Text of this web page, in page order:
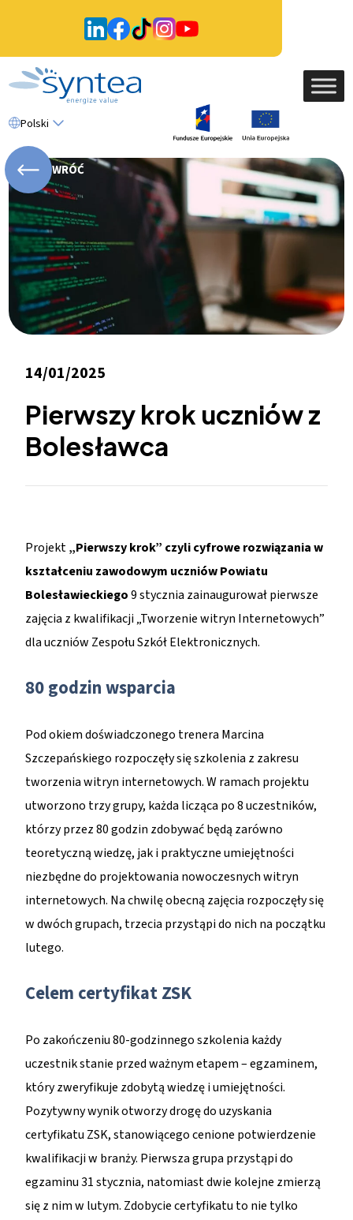
Polski
WRÓĆ
14/01/2025
Pierwszy krok uczniów z
Bolesławca
Projekt„Pierwszy krok” czyli cyfrowe rozwiązania w
kształceniu zawodowym uczniów Powiatu
Bolesławieckiego9 stycznia zainaugurował pierwsze
zajęcia z kwalifikacji „Tworzenie witryn Internetowych”
dla uczniów Zespołu Szkół Elektronicznych.
80 godzin wsparcia
Pod okiem doświadczonego trenera Marcina
Szczepańskiego rozpoczęły się szkolenia z zakresu
tworzenia witryn internetowych. W ramach projektu
utworzono trzy grupy, każda licząca po 8 uczestników,
którzy przez 80 godzin zdobywać będą zarówno
teoretyczną wiedzę, jak i praktyczne umiejętności
niezbędne do projektowania nowoczesnych witryn
internetowych. Na chwilę obecną zajęcia rozpoczęły się
w dwóch grupach, trzecia przystąpi do nich na początku
lutego.
Celem certyfikat ZSK
Po zakończeniu 80-godzinnego szkolenia każdy
uczestnik stanie przed ważnym etapem – egzaminem,
który zweryfikuje zdobytą wiedzę i umiejętności.
Pozytywny wynik otworzy drogę do uzyskania
certyfikatu ZSK, stanowiącego cenione potwierdzenie
kwalifikacji w branży. Pierwsza grupa przystąpi do
egzaminu 31 stycznia, natomiast dwie kolejne zmierzą
się z nim w lutym. Zdobycie certyfikatu to nie tylko